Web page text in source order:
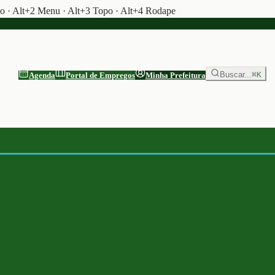
· Alt+2 Menu · Alt+3 Topo · Alt+4 Rodape
Agenda Portal de Empregos Minha Prefeitura Buscar...⌘K